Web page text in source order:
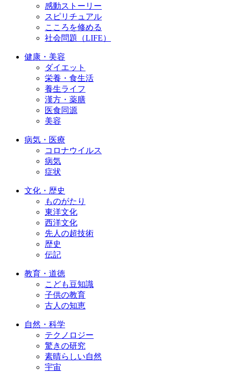
感動ストーリー
スピリチュアル
こころを修める
社会問題（LIFE）
健康・美容
ダイエット
栄養・食生活
養生ライフ
漢方・薬膳
医食同源
美容
病気・医療
コロナウイルス
病気
症状
文化・歴史
ものがたり
東洋文化
西洋文化
先人の超技術
歴史
伝記
教育・道徳
こども豆知識
子供の教育
古人の知恵
自然・科学
テクノロジー
驚きの研究
素晴らしい自然
宇宙